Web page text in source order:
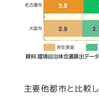
主要他都市と比較